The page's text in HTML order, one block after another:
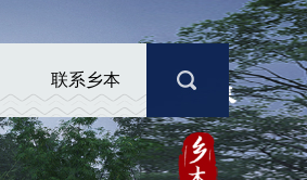
联系乡本